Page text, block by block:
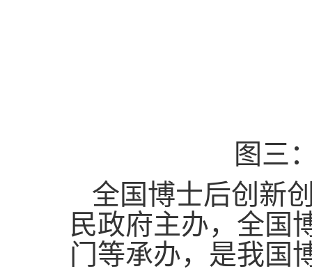
图三
全国博士后创新
民政府主办，全国
门等承办，是我国